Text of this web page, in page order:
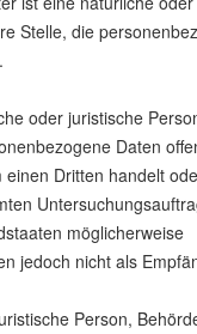
Stelle, die
oder juristische
Daten
Dritten handelt
möglicherweise
jedoch nicht als
Person,